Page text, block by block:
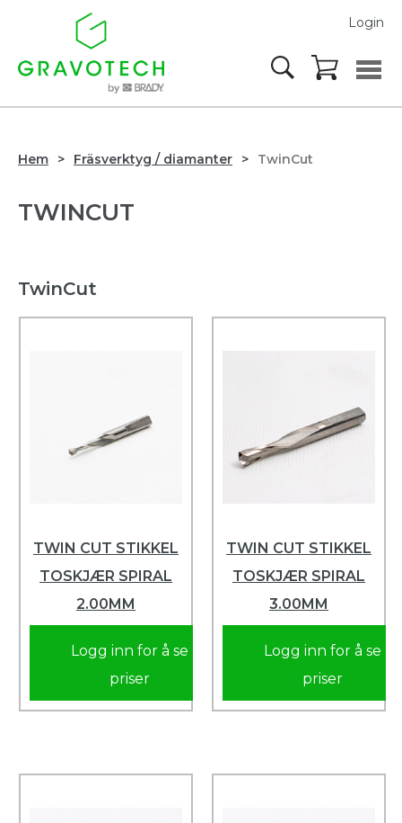
Login
Hem Fräsverktyg / diamanter TwinCut
TWINCUT
TwinCut
TWIN CUT STIKKEL
TOSKJÆR SPIRAL
2.00MM
Logg inn for å se
priser
TWIN CUT STIKKEL
TOSKJÆR SPIRAL
3.00MM
Logg inn for å se
priser